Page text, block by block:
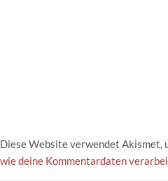
Diese Website verwendet Akismet,
wie deine Kommentardaten